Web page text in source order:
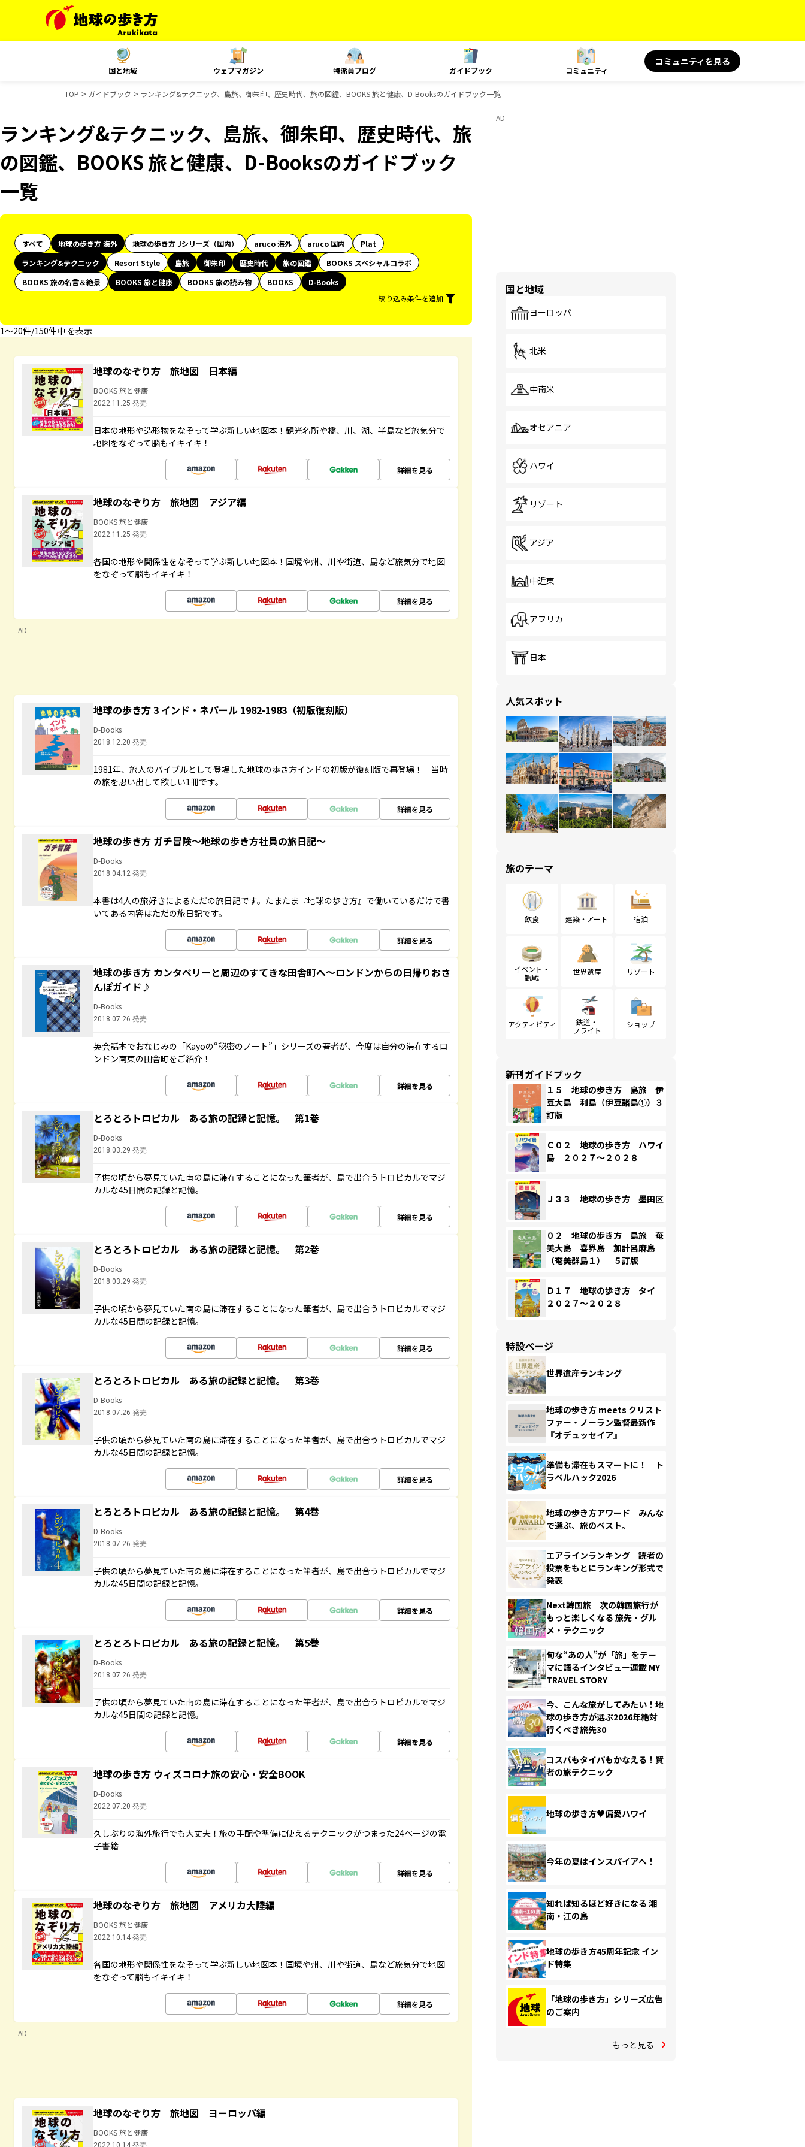
国と地域 ウェブマガジン 特派員ブログ ガイドブック コミュニティ
コミュニティを見る
TOP ガイドブック ランキング&テクニック、島旅、御朱印、歴史時代、旅の図鑑、BOOKS 旅と健康、D-Booksのガイドブック一覧
ランキング&テクニック、島旅、御朱印、歴史時代、旅
の図鑑、BOOKS 旅と健康、D-Booksのガイドブック
一覧
すべて 地球の歩き方 海外 地球の歩き方 Jシリーズ（国内） aruco 海外 aruco 国内
Plat
ランキング&テクニック
Resort Style 島旅 御朱印 歴史時代 旅の図鑑
BOOKS スペシャルコラボ
BOOKS 旅の名言＆絶景
BOOKS 旅と健康 BOOKS 旅の読み物 BOOKS
D-Books
絞り込み条件を追加
1〜20件/150件中 を表示
地球のなぞり方 旅地図 日本編
BOOKS 旅と健康
2022.11.25 発売
日本の地形や造形物をなぞって学ぶ新しい地図本！観光名所や橋、川、湖、半島など旅気分で
地図をなぞって脳もイキイキ！
詳細を見る
地球のなぞり方 旅地図 アジア編
BOOKS 旅と健康
2022.11.25 発売
各国の地形や関係性をなぞって学ぶ新しい地図本！国境や州、川や街道、島など旅気分で地図
をなぞって脳もイキイキ！
詳細を見る
AD
地球の歩き方 3 インド・ネパール 1982-1983（初版復刻版）
D-Books
2018.12.20 発売
1981年、旅人のバイブルとして登場した地球の歩き方インドの初版が復刻版で再登場！ 当時
の旅を思い出して欲しい1冊です。
詳細を見る
地球の歩き方 ガチ冒険～地球の歩き方社員の旅日記～
D-Books
2018.04.12 発売
本書は4人の旅好きによるただの旅日記です。たまたま『地球の歩き方』で働いているだけで書
いてある内容はただの旅日記です。
詳細を見る
地球の歩き方 カンタベリーと周辺のすてきな田舎町へ～ロンドンからの日帰りおさ
んぽガイド♪
D-Books
2018.07.26 発売
英会話本でおなじみの「Kayoの“秘密のノート”」シリーズの著者が、今度は自分の滞在するロ
ンドン南東の田舎町をご紹介！
詳細を見る
とろとろトロピカル ある旅の記録と記憶。 第1巻
D-Books
2018.03.29 発売
子供の頃から夢見ていた南の島に滞在することになった筆者が、島で出合うトロピカルでマジ
カルな45日間の記録と記憶。
詳細を見る
とろとろトロピカル ある旅の記録と記憶。 第2巻
D-Books
2018.03.29 発売
子供の頃から夢見ていた南の島に滞在することになった筆者が、島で出合うトロピカルでマジ
カルな45日間の記録と記憶。
詳細を見る
とろとろトロピカル ある旅の記録と記憶。 第3巻
D-Books
2018.07.26 発売
子供の頃から夢見ていた南の島に滞在することになった筆者が、島で出合うトロピカルでマジ
カルな45日間の記録と記憶。
詳細を見る
とろとろトロピカル ある旅の記録と記憶。 第4巻
D-Books
2018.07.26 発売
子供の頃から夢見ていた南の島に滞在することになった筆者が、島で出合うトロピカルでマジ
カルな45日間の記録と記憶。
詳細を見る
とろとろトロピカル ある旅の記録と記憶。 第5巻
D-Books
2018.07.26 発売
子供の頃から夢見ていた南の島に滞在することになった筆者が、島で出合うトロピカルでマジ
カルな45日間の記録と記憶。
詳細を見る
地球の歩き方 ウィズコロナ旅の安心・安全BOOK
D-Books
2022.07.20 発売
久しぶりの海外旅行でも大丈夫！旅の手配や準備に使えるテクニックがつまった24ページの電
子書籍
詳細を見る
地球のなぞり方 旅地図 アメリカ大陸編
BOOKS 旅と健康
2022.10.14 発売
各国の地形や関係性をなぞって学ぶ新しい地図本！国境や州、川や街道、島など旅気分で地図
をなぞって脳もイキイキ！
詳細を見る
AD
地球のなぞり方 旅地図 ヨーロッパ編
BOOKS 旅と健康
2022.10.14 発売
AD
国と地域
ヨーロッパ
北米
中南米
オセアニア
ハワイ
リゾート
アジア
中近東
アフリカ
日本
人気スポット
旅のテーマ
飲食 建築・アート 宿泊
イベント・
観戦
世界遺産 リゾート
アクティビティ
鉄道・
フライト
ショップ
新刊ガイドブック
１５ 地球の歩き方 島旅 伊
豆大島 利島（伊豆諸島①）３
訂版
Ｃ０２ 地球の歩き方 ハワイ
島 ２０２７～２０２８
Ｊ３３ 地球の歩き方 墨田区
０２ 地球の歩き方 島旅 奄
美大島 喜界島 加計呂麻島
（奄美群島１） ５訂版
Ｄ１７ 地球の歩き方 タイ
２０２７～２０２８
特設ページ
世界遺産ランキング
地球の歩き方 meets クリスト
ファー・ノーラン監督最新作
『オデュッセイア』
準備も滞在もスマートに！ ト
ラベルハック2026
地球の歩き方アワード みんな
で選ぶ、旅のベスト。
エアラインランキング 読者の
投票をもとにランキング形式で
発表
Next韓国旅 次の韓国旅行が
もっと楽しくなる 旅先・グル
メ・テクニック
旬な“あの人”が「旅」をテー
マに語るインタビュー連載 MY
TRAVEL STORY
今、こんな旅がしてみたい！地
球の歩き方が選ぶ2026年絶対
行くべき旅先30
コスパもタイパもかなえる！賢
者の旅テクニック
地球の歩き方♥偏愛ハワイ
今年の夏はインスパイアへ！
知れば知るほど好きになる 湘
南・江の島
地球の歩き方45周年記念 イン
ド特集
「地球の歩き方」シリーズ広告
のご案内
もっと見る